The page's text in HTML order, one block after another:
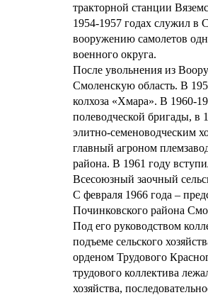
тракторной станции
1954-1957 годах служил
вооружению самолетов
военного округа.
После увольнения из
Смоленскую область. В
колхоза «Хмара». В 1960-
полеводческой бригады, в
элитно-семеноводческим
главный агроном
района. В 1961 году
Всесоюзный заочный
С февраля 1966 года –
Починковского района
Под его руководством
подъеме сельского
орденом Трудового
трудового коллектива
хозяйства,